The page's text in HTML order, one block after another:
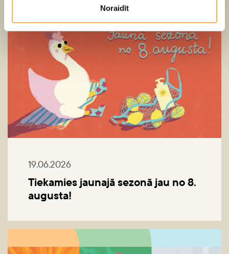
Noraidīt
19.06.2026
Tiekamies jaunajā sezonā jau no 8.
augusta!